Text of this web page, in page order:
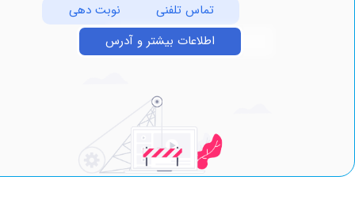
تماس تلفنی
نوبت دهی
اطلاعات بیشتر و آدرس